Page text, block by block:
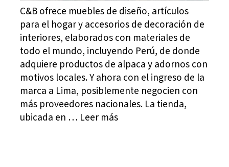
C&B ofrece muebles de diseño, artículos
para el hogar y accesorios de decoración de
interiores, elaborados con materiales de
todo el mundo, incluyendo Perú, de donde
adquiere productos de alpaca y adornos con
motivos locales. Y ahora con el ingreso de la
marca a Lima, posiblemente negocien con
más proveedores nacionales. La tienda,
ubicada en … Leer más